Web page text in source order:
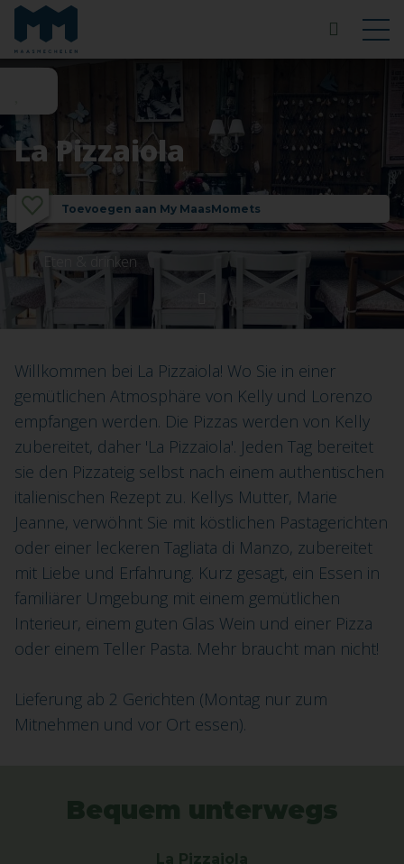
La Pizzaiola
Toevoegen aan My MaasMomets
Eten & drinken
Willkommen bei La Pizzaiola! Wo Sie in einer
gemütlichen Atmosphäre von Kelly und Lorenzo
empfangen werden. Die Pizzas werden von Kelly
zubereitet, daher 'La Pizzaiola'. Jeden Tag bereitet
sie den Pizzateig selbst nach einem authentischen
italienischen Rezept zu. Kellys Mutter, Marie
Jeanne, verwöhnt Sie mit köstlichen Pastagerichten
oder einer leckeren Tagliata di Manzo, zubereitet
mit Liebe und Erfahrung. Kurz gesagt, ein Essen in
familiärer Umgebung mit einem gemütlichen
Interieur, einem guten Glas Wein und einer Pizza
oder einem Teller Pasta. Mehr braucht man nicht!
Lieferung ab 2 Gerichten (Montag nur zum
Mitnehmen und vor Ort essen).
Bequem unterwegs
La Pizzaiola